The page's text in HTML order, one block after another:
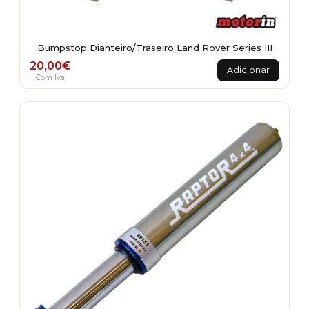
Bumpstop Dianteiro/Traseiro Land Rover Series III
20,00€
Com Iva
Adicionar